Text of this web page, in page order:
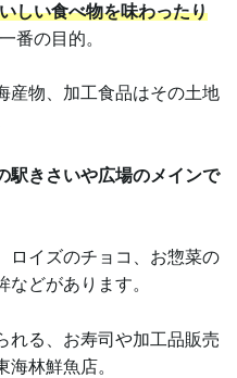
しい食べ物を味わったり
番の目的。
産物、加工食品はその土地
駅きさいや広場のメインで
ロイズのチョコ、お惣菜の
どがあります。
れる、お寿司や加工品販売
林鮮魚店。